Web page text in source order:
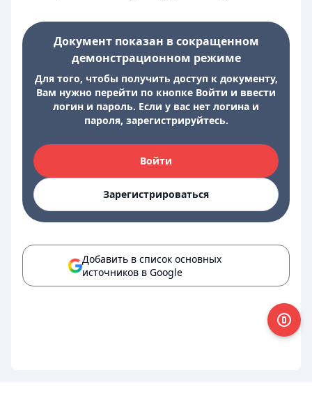
Документ показан в сокращенном
демонстрационном режиме
Для того, чтобы получить доступ к документу,
Вам нужно перейти по кнопке Войти и ввести
логин и пароль. Если у вас нет логина и
пароля, зарегистрируйтесь.
Войти
Зарегистрироваться
Добавить в список основных
источников в Google